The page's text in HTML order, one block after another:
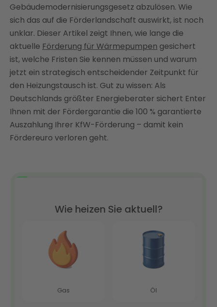
Wer kann die Wärmepumpen-Förderung
beantragen?
Lohnt sich die Wärmepumpen-Förderung noch –
oder lieber abwarten?
Fazit: Jetzt mit Enter die Wärmepumpen-
Förderung sichern
FAQ
Gebäudemodernisierungsgesetz abzulösen. Wie
sich das auf die Förderlandschaft auswirkt, ist noch
unklar. Dieser Artikel zeigt Ihnen, wie lange die
aktuelle Förderung für Wärmepumpen gesichert
ist, welche Fristen Sie kennen müssen und warum
jetzt ein strategisch entscheidender Zeitpunkt für
den Heizungstausch ist. Gut zu wissen: Als
Deutschlands größter Energieberater sichert Enter
Ihnen mit der Fördergarantie die 100 % garantierte
Auszahlung Ihrer KfW-Förderung – damit kein
Fördereuro verloren geht.